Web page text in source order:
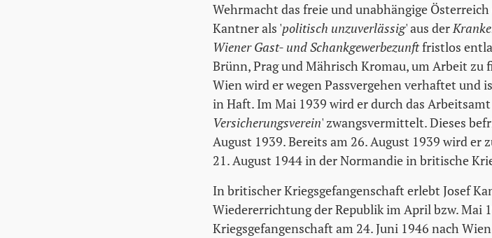
Wehrmacht das freie und unabhängige
Kantner als 'politisch unzuverlässig' aus der
Wiener Gast- und Schankgewerbezunftfristlos
Brünn, Prag und Mährisch Kromau, um Arbeit
Wien wird er wegen Passvergehen verhaftet und
in Haft. Im Mai 1939 wird er durch das
Versicherungsverein' zwangsvermittelt. Dieses
August 1939. Bereits am 26. August 1939 wird
21. August 1944 in der Normandie in britische
In britischer Kriegsgefangenschaft erlebt Josef
Wiedererrichtung der Republik im April bzw. Mai
Kriegsgefangenschaft am 24. Juni 1946 nach